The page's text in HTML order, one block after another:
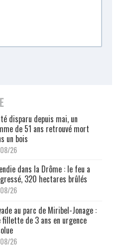
disparu depuis mai, un
de 51 ans retrouvé mort
un bois
26
dans la Drôme : le feu a
320 hectares brûlés
26
au parc de Miribel-Jonage :
fillette de 3 ans en urgence
26